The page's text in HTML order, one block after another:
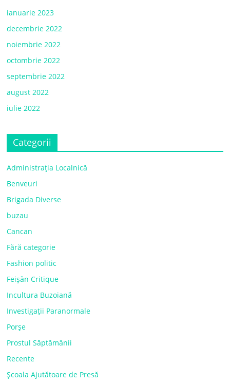
ianuarie 2023
decembrie 2022
noiembrie 2022
octombrie 2022
septembrie 2022
august 2022
iulie 2022
Categorii
Administrația Localnică
Benveuri
Brigada Diverse
buzau
Cancan
Fără categorie
Fashion politic
Feișăn Critique
Incultura Buzoiană
Investigații Paranormale
Porșe
Prostul Săptămânii
Recente
Școala Ajutătoare de Presă